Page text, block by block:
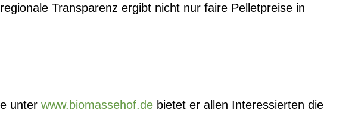
Transparenz ergibt nicht nur faire Pelletpreise in
unter www.biomassehof.de bietet er allen Interessierten die